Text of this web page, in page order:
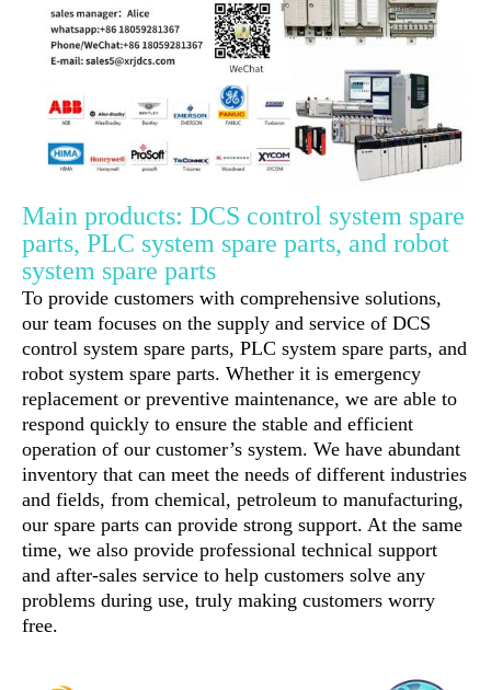
Main products: DCS control system spare
parts, PLC system spare parts, and robot
system spare parts
To provide customers with comprehensive solutions,
our team focuses on the supply and service of DCS
control system spare parts, PLC system spare parts, and
robot system spare parts. Whether it is emergency
replacement or preventive maintenance, we are able to
respond quickly to ensure the stable and efficient
operation of our customer’s system. We have abundant
inventory that can meet the needs of different industries
and fields, from chemical, petroleum to manufacturing,
our spare parts can provide strong support. At the same
time, we also provide professional technical support
and after-sales service to help customers solve any
problems during use, truly making customers worry
free.